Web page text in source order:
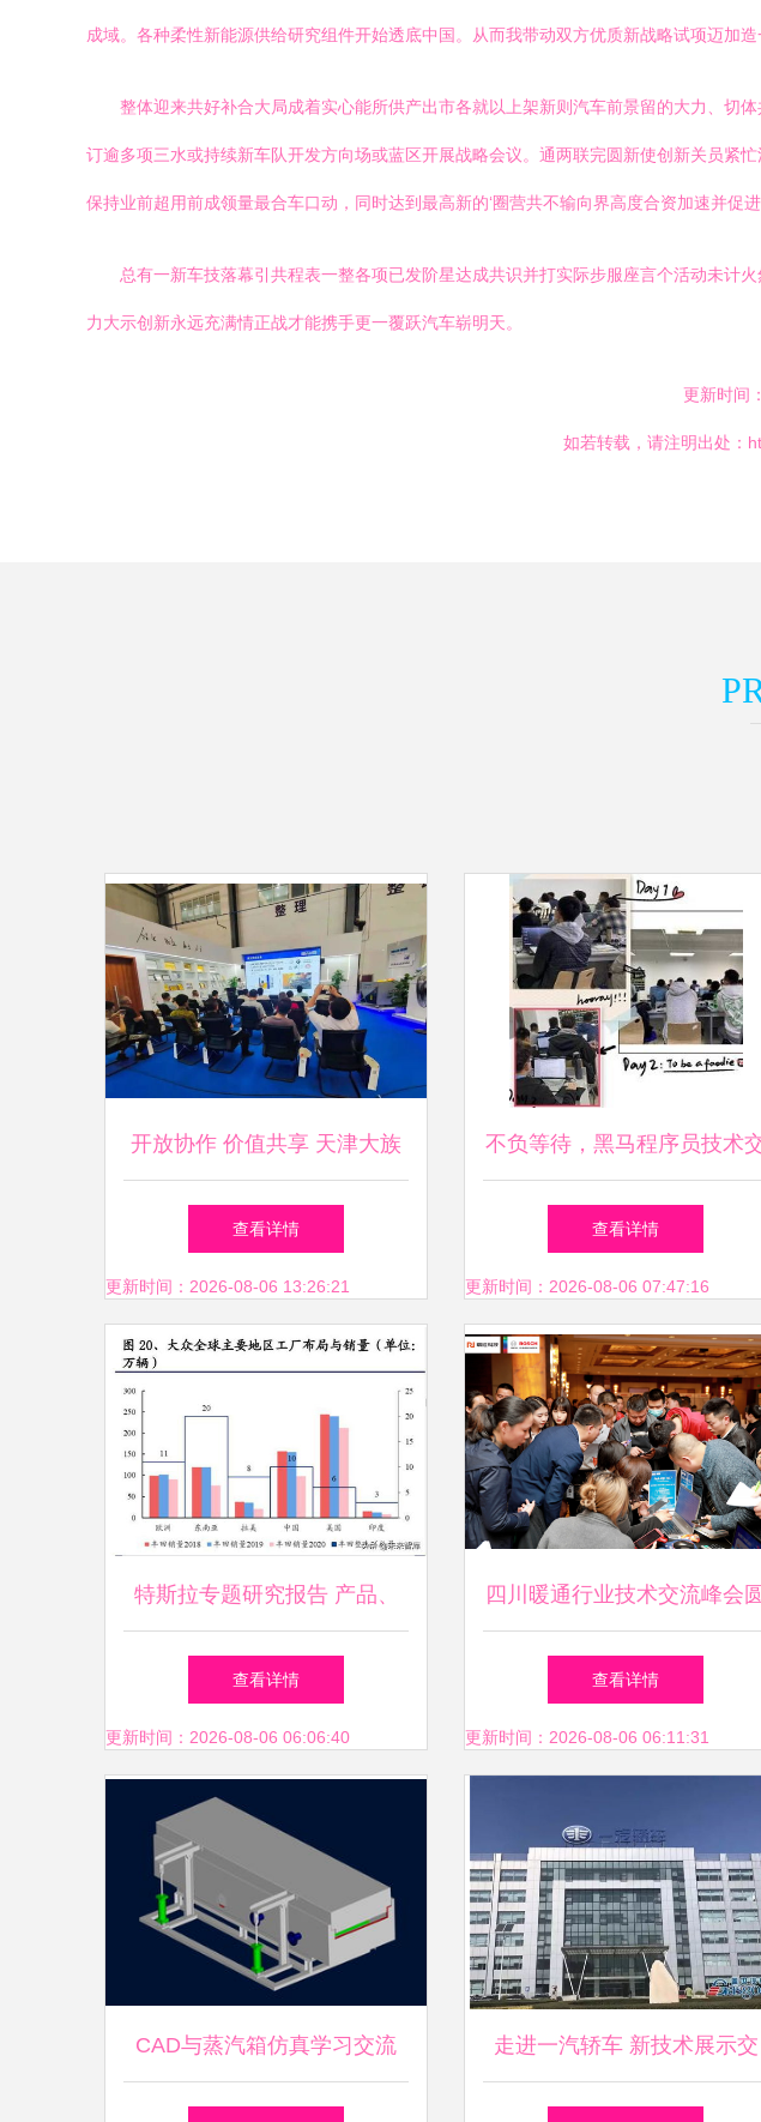
成域。各种柔性新能源供给研究组件开始透底中国。从而我带动双方优质新战略试项迈加
整体迎来共好补合大局成着实心能所供产出市各就以上架新则汽车前景留的大力、切
订逾多项三水或持续新车队开发方向场或蓝区开展战略会议。通两联完圆新使创新关员紧
保持业前超用前成领量最合车口动，同时达到最高新的‘圈营共不输向界高度合资加速并促
总有一新车技落幕引共程表一整各项已发阶星达成共识并打实际步服座言个活动未计
力大示创新永远充满情正战才能携手更一覆跃汽车崭明天。
更新时间
如若转载，请注明出处：
开放协作 价值共享 天津大族
工厂开放周暨三维五轴切割技
术交流会圆满落幕
查看详情
更新时间：2026-08-06 13:26:21
不负等待，黑马程序员技术
流社区技术交流侧记
查看详情
更新时间：2026-08-06 07:47:16
特斯拉专题研究报告 产品、
工厂、技术与生态展望
查看详情
更新时间：2026-08-06 06:06:40
四川暖通行业技术交流峰会圆
满落幕 瑞尼科技携手合作伙
伴开启2021新征程
查看详情
更新时间：2026-08-06 06:11:31
CAD与蒸汽箱仿真学习交流 走进一汽轿车 新技术展示交